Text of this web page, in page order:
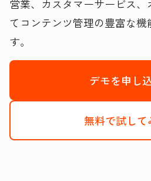
営業、カスタマーサービス
てコンテンツ管理の豊富な機
す。
デモを申し
無料で試し